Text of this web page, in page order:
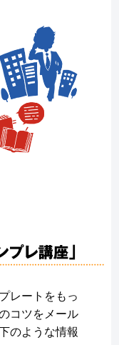
レートをもっ
コツをメール
のような情報